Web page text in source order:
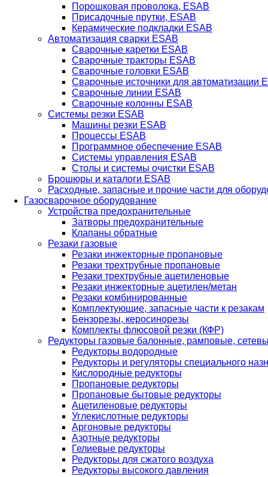
Порошковая проволока, ESAB
Присадочные прутки, ESAB
Керамические подкладки ESAB
Автоматизация сварки ESAB
Сварочные каретки ESAB
Сварочные тракторы ESAB
Сварочные головки ESAB
Сварочные источники для автоматизации
Сварочные линии ESAB
Сварочные колонны ESAB
Системы резки ESAB
Машины резки ESAB
Процессы ESAB
Программное обеспечение ESAB
Системы управления ESAB
Столы и системы очистки ESAB
Брошюры и каталоги ESAB
Расходные, запасные и прочие части для
Газосварочное оборудование
Устройства предохранительные
Затворы предохранительные
Клапаны обратные
Резаки газовые
Резаки инжекторные пропановые
Резаки трехтрубные пропановые
Резаки трехтрубные ацетиленовые
Резаки инжекторные ацетилен/метан
Резаки комбинированные
Комплектующие, запасные части к резакам
Бензорезы, керосинорезы
Комплекты флюсовой резки (КФР)
Редукторы газовые балонные, рамповые,
Редукторы водородные
Редукторы и регуляторы специального
Кислородные редукторы
Пропановые редукторы
Пропановые бытовые редукторы
Ацетиленовые редукторы
Углекислотные редукторы
Аргоновые редукторы
Азотные редукторы
Гелиевые редукторы
Редукторы для сжатого воздуха
Редукторы высокого давления